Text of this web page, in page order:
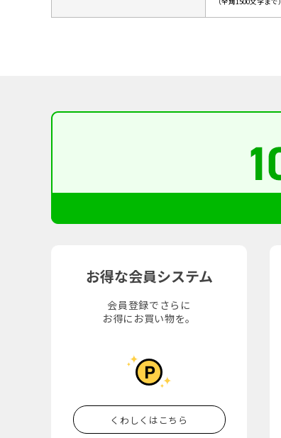
お得な会員システム
会員登録でさらに
お得にお買い物を。
くわしくはこちら